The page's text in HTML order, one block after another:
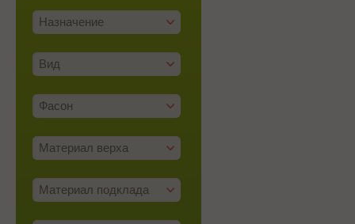
Назначение
Вид
Фасон
Материал верха
Материал подклада